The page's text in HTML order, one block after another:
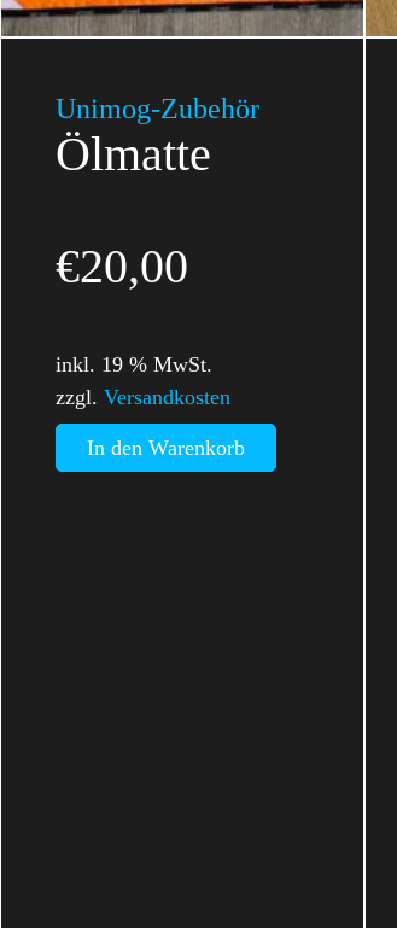
Unimog-Zubehör
Ölmatte
€20,00
inkl. 19 % MwSt.
zzgl. Versandkosten
In den Warenkorb